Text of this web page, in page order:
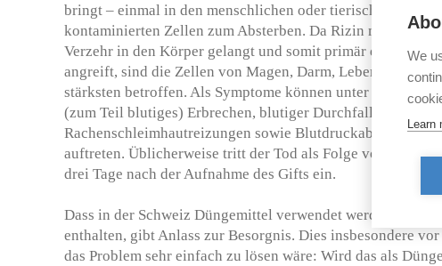
bringt – einmal in den menschlichen oder tierischen
kontaminierten Zellen zum Absterben. Da Rizin meist
Verzehr in den Körper gelangt und somit primär die Organe
angreift, sind die Zellen von Magen, Darm, Leber und
stärksten betroffen. Als Symptome können unter anderem
(zum Teil blutiges) Erbrechen, blutiger Durchfall, Mund- und
Rachenschleimhautreizungen sowie Blutdruckabfall und
auftreten. Üblicherweise tritt der Tod als Folge von
drei Tage nach der Aufnahme des Gifts ein.
Dass in der Schweiz Düngemittel verwendet werden, die
enthalten, gibt Anlass zur Besorgnis. Dies insbesondere
das Problem sehr einfach zu lösen wäre: Wird das als
We
Learn